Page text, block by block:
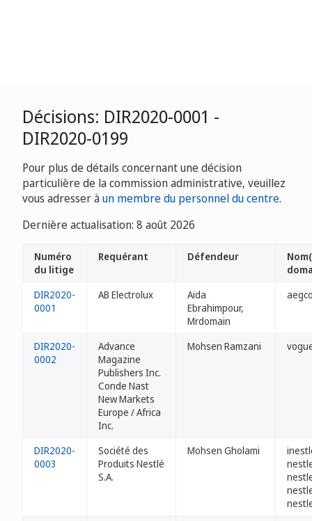
Décisions: DIR2020-0001 -
DIR2020-0199
Pour plus de détails concernant une décision
particulière de la commission administrative, veuillez
vous adresser àun membre du personnel du centre.
Dernière actualisation: 8 août 2026
Numéro
du litige
Requérant Défendeur
DIR2020-
0001
AB Electrolux
Aida
Ebrahimpour,
Mrdomain
DIR2020-
0002
Advance
Magazine
Publishers Inc.
Conde Nast
New Markets
Europe / Africa
Inc.
Mohsen Ramzani
DIR2020-
0003
Société des
Produits Nestlé
S.A.
Mohsen Gholami